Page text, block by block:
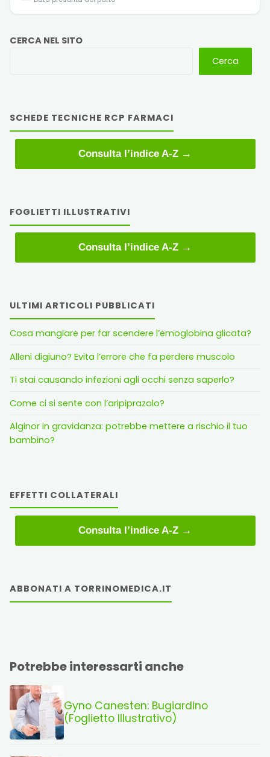
CERCA NEL SITO
Cerca
SCHEDE TECNICHE RCP FARMACI
Consulta l’indice A-Z →
FOGLIETTI ILLUSTRATIVI
Consulta l’indice A-Z →
ULTIMI ARTICOLI PUBBLICATI
Cosa mangiare per far scendere l’emoglobina glicata?
Alleni digiuno? Evita l’errore che fa perdere muscolo
Ti stai causando infezioni agli occhi senza saperlo?
Come ci si sente con l’aripiprazolo?
Alginor in gravidanza: potrebbe mettere a rischio il tuo
bambino?
EFFETTI COLLATERALI
Consulta l’indice A-Z →
ABBONATI A TORRINOMEDICA.IT
Potrebbe interessarti anche
Gyno Canesten: Bugiardino
(Foglietto Illustrativo)